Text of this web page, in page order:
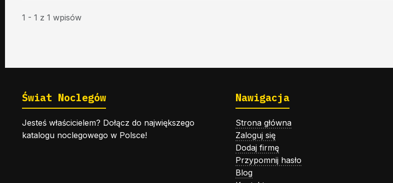
1 - 1 z 1 wpisów
Świat Noclegów
Jesteś właścicielem? Dołącz do największego
katalogu noclegowego w Polsce!
Nawigacja
Strona główna
Zaloguj się
Dodaj firmę
Przypomnij hasło
Blog